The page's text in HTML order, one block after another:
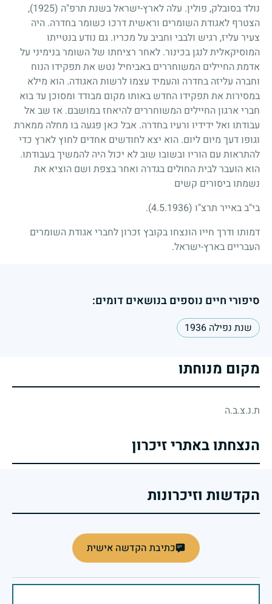
נולד בסובלק, פולין. עלה לארץ-ישראל בשנת תרפ"ה (1925)
,
הצטרף לאגודת השומרים וראשית דרכו כשומר בחדרה. היה
צעיר עליז, רגיש ולבבי וחביב על מכריו. גם נודע בנטייתו
המוסיקאלית לנגן בכינור. לאחר רציחתו של השומר בנימיני על
אדמת החיילים המשוחררים באביחיל נטש את תפקידו הנוח
וחברה עליזה בחדרה והעמיד עצמו לרשות האגודה. הוא מילא
במסירות את תפקידו החדש באותו מקום מבודד ומסוכן עד בוא
חברי ארגון החיילים המשוחררים להיאחז במושבם. אז שב אל
עבודתו ואל ידידיו ורעיו בחדרה. אבל כאן פגעה בו מחלה ממארת
וגופו דעך מיום ליום. הוא יצא לחודשים אחדים לחוץ לארץ כדי
להתראות עם הוריו ובשובו שוב לא יכול היה להמשיך בעבודתו.
הוא הועבר לבית החולים בגדרה ואחר בצפת ושם הוציא את
נשמתו ביסורים קשים
בי"ב באייר תרצ"ו (4.5.1936)
.
דמותו ודרך חייו הונצחו בקובץ זכרון לחברי אגודת השומרים
העבריים בארץ-ישראל.
סיפורי חיים נוספים בנושאים דומים:
שנת נפילה 1936
מקום מנוחתו
ת.נ.צ.ב.ה
הנצחתו באתרי זיכרון
הקדשות וזיכרונות
כתיבת הקדשה אישית